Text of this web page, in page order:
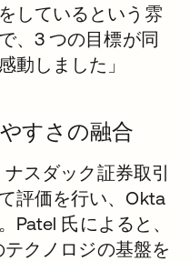
しているという雰
、3 つの目標が同
動しました」
すさの融合
スダック証券取引
評価を行い、Okta
Patel 氏によると、
クノロジの基盤を